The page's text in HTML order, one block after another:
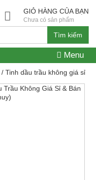
Tìm kiếm
GIỎ HÀNG CỦA BẠN
Chưa có sản phẩm
Menu
/ Tinh dầu trầu không giá sỉ